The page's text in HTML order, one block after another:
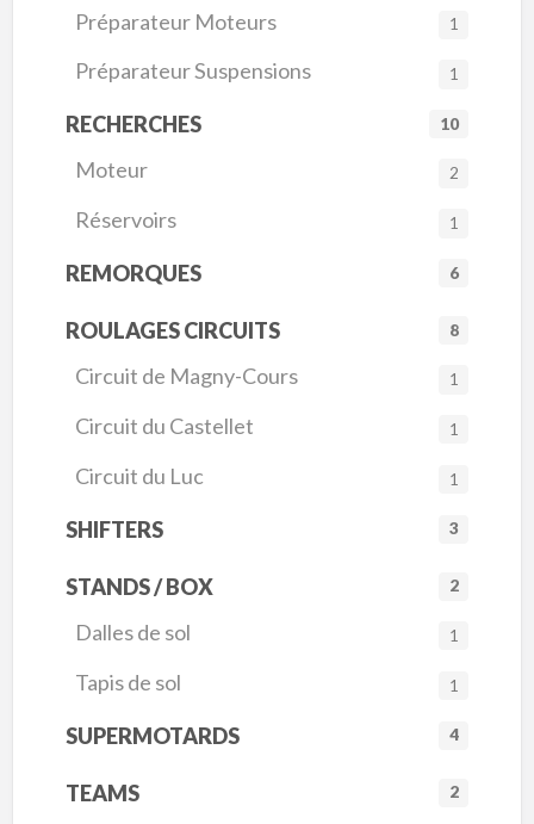
Préparateur Moteurs 1
Préparateur Suspensions 1
RECHERCHES 10
Moteur 2
Réservoirs 1
REMORQUES 6
ROULAGES CIRCUITS 8
Circuit de Magny-Cours 1
Circuit du Castellet 1
Circuit du Luc 1
SHIFTERS 3
STANDS / BOX 2
Dalles de sol 1
Tapis de sol 1
SUPERMOTARDS 4
TEAMS 2